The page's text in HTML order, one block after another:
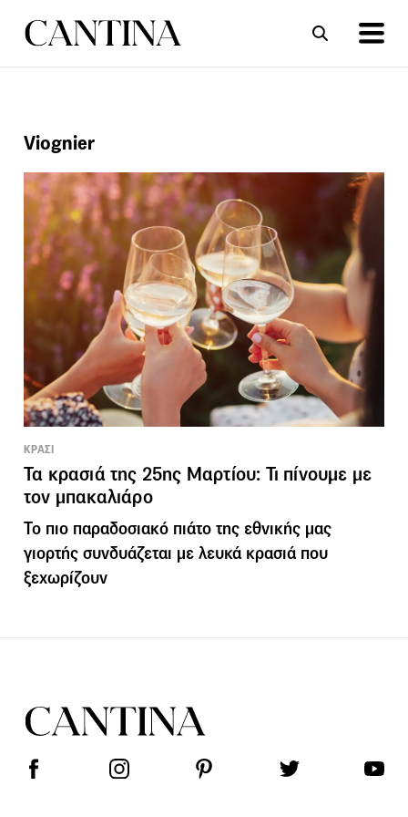
Viognier
ΚΡΑΣΙ
Τα κρασιά της 25ης Μαρτίου: Τι πίνουμε με
τον μπακαλιάρο
Το πιο παραδοσιακό πιάτο της εθνικής μας
γιορτής συνδυάζεται με λευκά κρασιά που
ξεχωρίζουν